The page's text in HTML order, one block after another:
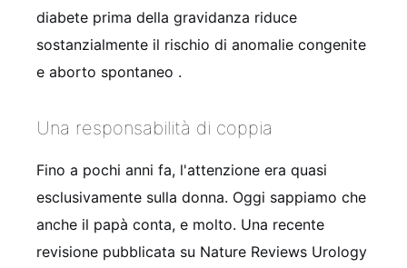
diabete prima della gravidanza riduce
sostanzialmente il rischio di anomalie congenite
e aborto spontaneo .
Una responsabilità di coppia
Fino a pochi anni fa, l'attenzione era quasi
esclusivamente sulla donna. Oggi sappiamo che
anche il papà conta, e molto. Una recente
revisione pubblicata su Nature Reviews Urology